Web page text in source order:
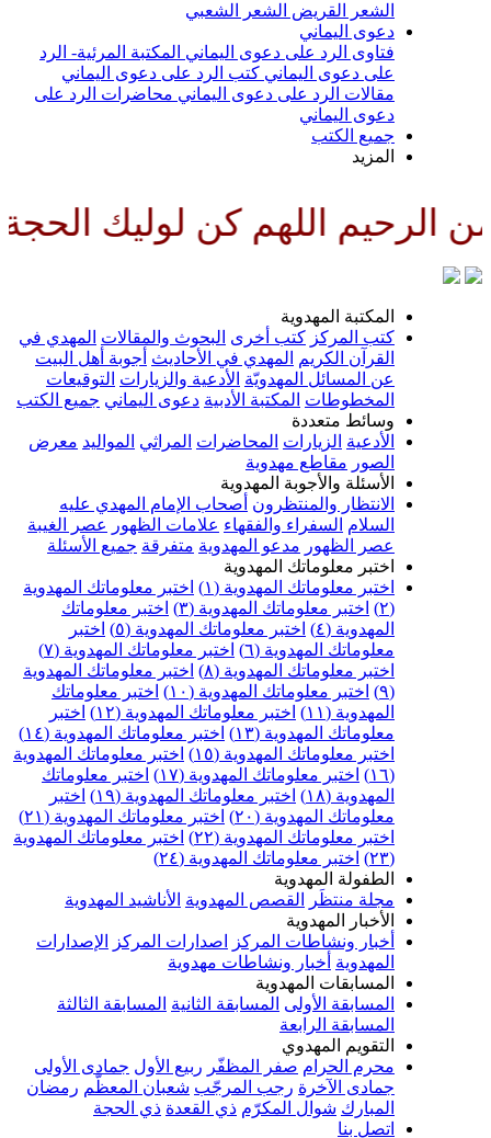
الشعر الشعبي
اليماني
الرد على دعوى اليماني المكتبة المرئية- الرد
دعوى اليماني كتب الرد على دعوى اليماني
الرد على دعوى اليماني محاضرات الرد على
كن لوليك الحجة بن
المهدوية
كتب أخرى البحوث والمقالات المهدي في
المهدي في الأحاديث أجوبة أهل البيت
المسائل المهدويّة الأدعية والزيارات التوقيعات
المكتبة الأدبية دعوى اليماني جميع الكتب
متعددة
الزيارات المحاضرات المراثي المواليد معرض
مقاطع مهدوية
والأجوبة المهدوية
والمنتظرون أصحاب الإمام المهدي عليه
السفراء والفقهاء علامات الظهور عصر الغيبة
مدعو المهدوية متفرقة جميع الأسئلة
معلوماتك المهدوية
معلوماتك المهدوية (١)
اختبر معلوماتك المهدوية
اختبر معلوماتك المهدوية (٣)
اختبر معلوماتك
اختبر معلوماتك المهدوية (٥)
اختبر
المهدوية (٦)
اختبر معلوماتك المهدوية (٧)
معلوماتك المهدوية (٨)
اختبر معلوماتك المهدوية
اختبر معلوماتك المهدوية (١٠)
اختبر معلوماتك
اختبر معلوماتك المهدوية (١٢)
اختبر
المهدوية (١٣)
اختبر معلوماتك المهدوية (١٤)
معلوماتك المهدوية (١٥)
اختبر معلوماتك المهدوية
اختبر معلوماتك المهدوية (١٧)
اختبر معلوماتك
اختبر معلوماتك المهدوية (١٩)
اختبر
المهدوية (٢٠)
اختبر معلوماتك المهدوية (٢١)
معلوماتك المهدوية (٢٢)
اختبر معلوماتك المهدوية
اختبر معلوماتك المهدوية (٢٤)
المهدوية
منتظَر
القصص المهدوية الأناشيد المهدوية
المهدوية
ونشاطات المركز اصدارات المركز الإصدارات
أخبار ونشاطات مهدوية
المهدوية
الأولى المسابقة الثانية المسابقة الثالثة
الرابعة
المهدوي
الحرام
صفر المظفّر ربيع الأول جمادى الأولى
رجب المرجّب شعبان المعظّم رمضان
شوال المكرّم ذي القعدة ذي الحجة